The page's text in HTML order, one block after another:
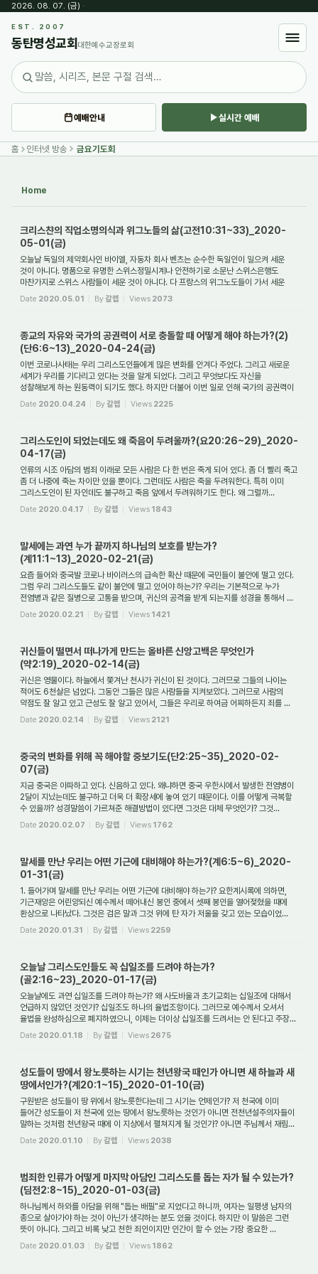
2026. 08. 07. (금) ·
EST. 2007
동탄명성교회 대한예수교장로회
예배안내 실시간 예배
홈 인터넷 방송 금요기도회
Home
크리스챤의 직업소명의식과 위그노들의 삶(고전10:31~33)_2020-
05-01(금)
오늘날 독일의 제약회사인 바이엘, 자동차 회사 벤츠는 순수한 독일인이 일으켜 세운
것이 아니다. 명품으로 유명한 스위스정밀시계나 안전하기로 소문난 스위스은행도
마찬가지로 스위스 사람들이 세운 것이 아니다. 다 프랑스의 위그노도들이 가서 세운
것이...
Date 2020.05.01 By갈렙 Views 2073
종교의 자유와 국가의 공권력이 서로 충돌할 때 어떻게 해야 하는가?(2)
(단6:6~13)_2020-04-24(금)
이번 코로나사태는 우리 그리스도인들에게 많은 변화를 안겨다 주었다. 그리고 새로운
세계가 우리를 기다리고 있다는 것을 알게 되었다. 그리고 무엇보다도 자신을
성찰해보게 하는 원동력이 되기도 했다. 하지만 더불어 이번 일로 인해 국가의 공권력이
교회...
Date 2020.04.24 By갈렙 Views 2225
그리스도인이 되었는데도 왜 죽음이 두려울까?(요20:26~29)_2020-
04-17(금)
인류의 시조 아담의 범죄 이래로 모든 사람은 다 한 번은 죽게 되어 있다. 좀 더 빨리 죽고
좀 더 나중에 죽는 차이만 있을 뿐이다. 그런데도 사람은 죽을 두려워한다. 특히 이미
그리스도인이 된 자인데도 불구하고 죽음 앞에서 두려워하기도 한다. 왜 그럴까...
Date 2020.04.17 By갈렙 Views 1843
말세에는 과연 누가 끝까지 하나님의 보호를 받는가?
(계11:1~13)_2020-02-21(금)
요즘 들어와 중국발 코로나 바이러스의 급속한 확산 때문에 국민들이 불안에 떨고 있다.
그럼 우리 그리스도들도 같이 불안에 떨고 있어야 하는가? 우리는 기본적으로 누가
전염병과 같은 질병으로 고통을 받으며, 귀신의 공격을 받게 되는지를 성경을 통해서 ...
Date 2020.02.21 By갈렙 Views 1421
귀신들이 떨면서 떠나가게 만드는 올바른 신앙고백은 무엇인가
(약2:19)_2020-02-14(금)
귀신은 영물이다. 하늘에서 쫓겨난 천사가 귀신이 된 것이다. 그러므로 그들의 나이는
적어도 6천살은 넘었다. 그동안 그들은 많은 사람들을 지켜보았다. 그러므로 사람의
약점도 잘 알고 있고 근성도 잘 알고 있어서, 그들은 우리로 하여금 어찌하든지 죄를 ...
Date 2020.02.14 By갈렙 Views 2121
중국의 변화를 위해 꼭 해야할 중보기도(단2:25~35)_2020-02-
07(금)
지금 중국은 아파하고 있다. 신음하고 있다. 왜냐하면 중국 우한시에서 발생한 전염병이
2달이 지났는데도 불구하고 더욱 더 확장세에 놓여 있기 때문이다. 이를 어떻게 극복할
수 있을까? 성경말씀이 가르쳐준 해결방법이 있다면 그것은 대체 무엇인가? 그것...
Date 2020.02.07 By갈렙 Views 1762
말세를 만난 우리는 어떤 기근에 대비해야 하는가?(계6:5~6)_2020-
01-31(금)
1. 들어가며 말세를 만난 우리는 어떤 기근에 대비해야 하는가? 요한계시록에 의하면,
기근재앙은 어린양되신 예수께서 떼어내신 봉인 중에서 셋째 봉인을 열어젖혔을 때에
환상으로 나타났다. 그것은 검은 말과 그것 위에 탄 자가 저울을 갖고 있는 모습이었...
Date 2020.01.31 By갈렙 Views 2259
오늘날 그리스도인들도 꼭 십일조를 드려야 하는가?
(골2:16~23)_2020-01-17(금)
오늘날에도 과연 십일조를 드려야 하는가? 왜 사도바울과 초기교회는 십일조에 대해서
언급하지 않았던 것인가? 십일조도 하나의 율법조항이다. 그러므로 예수께서 오셔서
율법을 완성하심으로 폐지하였으니, 이제는 더이상 십일조를 드려서는 안 된다고 주장...
Date 2020.01.18 By갈렙 Views 2675
성도들이 땅에서 왕노릇하는 시기는 천년왕국 때인가 아니면 새 하늘과 새
땅에서인가?(계20:1~15)_2020-01-10(금)
구원받은 성도들이 땅 위에서 왕노릇한다는데 그 시기는 언제인가? 저 천국에 이미
들어간 성도들이 저 천국에 있는 땅에서 왕노릇하는 것인가 아니면 전천년설주의자들이
말하는 것처럼 천년왕국 때에 이 지상에서 펼쳐지게 될 것인가? 아니면 주님께서 재림...
Date 2020.01.10 By갈렙 Views 2038
범죄한 인류가 어떻게 마지막 아담인 그리스도를 돕는 자가 될 수 있는가?
(딤전2:8~15)_2020-01-03(금)
하나님께서 하와를 아담을 위해 "돕는 배필"로 지었다고 하니까, 여자는 일평생 남자의
종으로 살아가야 하는 것이 아닌가 생각하는 분도 있을 것이다. 하지만 이 말씀은 그런
뜻이 아니다. 그리고 비록 낮고 천한 죄인이지만 인간이 할 수 있는 가장 중요한 ...
Date 2020.01.03 By갈렙 Views 1862
Sketchbook5, 스케치북5
Sketchbook5, 스케치북5